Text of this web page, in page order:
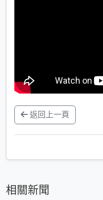
返回上一頁
相關新聞